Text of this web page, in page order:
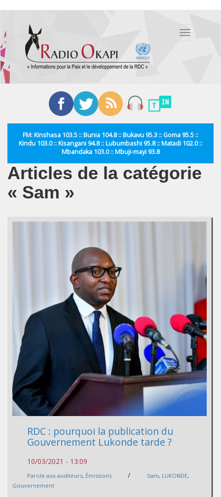
contenu
principal
Toggle
FM: Kinshasa 103.5 :: Bunia 104.8 :: Bukavu 95.3 :: Goma 95.5 ::
Kindu 103.0 :: Kisangani 94.8 :: Lubumbashi 95.8 :: Matadi 102.0 ::
Mbandaka 103.0 :: Mbuji-mayi 93.8
Articles de la catégorie
« Sam »
RDC : pourquoi la publication du
Gouvernement Lukonde tarde ?
10/03/2021 - 13:09
Parole aux auditeurs, Émissions / Sam, LUKONDE,
Gouvernement